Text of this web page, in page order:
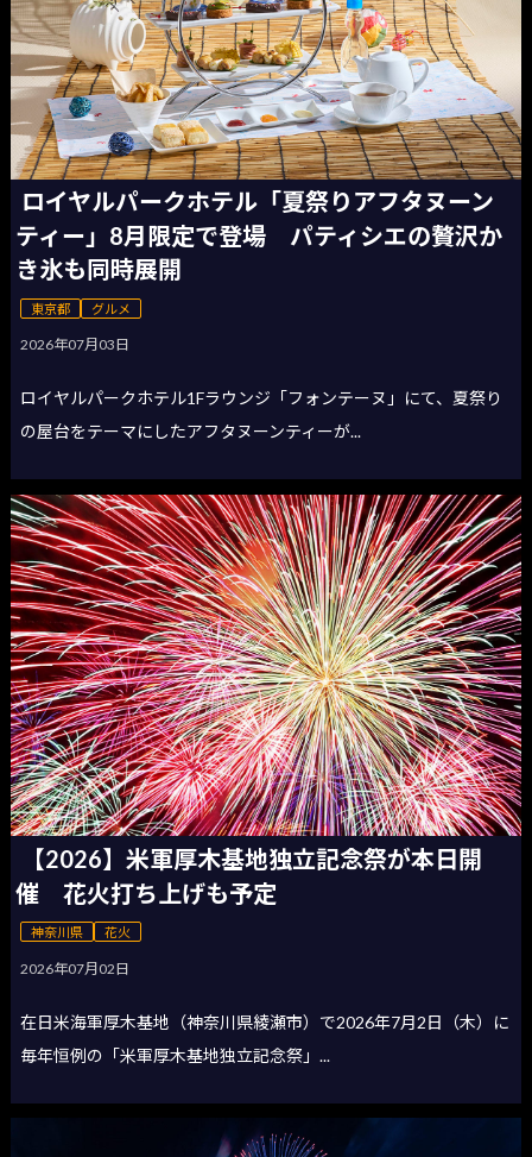
ロイヤルパークホテル「夏祭りアフタヌーン
ティー」8月限定で登場 パティシエの贅沢か
き氷も同時展開
東京都 グルメ
2026年07月03日
ロイヤルパークホテル1Fラウンジ「フォンテーヌ」にて、夏祭り
の屋台をテーマにしたアフタヌーンティーが...
【2026】米軍厚木基地独立記念祭が本日開
催 花火打ち上げも予定
神奈川県 花火
2026年07月02日
在日米海軍厚木基地（神奈川県綾瀬市）で2026年7月2日（木）に
毎年恒例の「米軍厚木基地独立記念祭」...